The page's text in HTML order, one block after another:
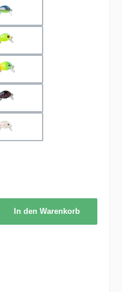
blau/pinke Punkte
Neon Gelb
Rainbow
Schwarz
Weiß-pinke Punkte
In den Warenkorb